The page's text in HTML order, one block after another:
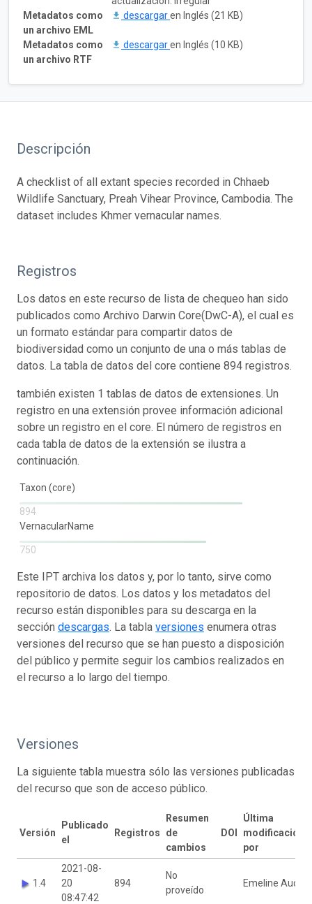
Metadatos como
un archivo EML
descargaren Inglés (21 KB)
Metadatos como
un archivo RTF
descargaren Inglés (10 KB)
Descripción
A checklist of all extant species recorded in Chhaeb
Wildlife Sanctuary, Preah Vihear Province, Cambodia. The
dataset includes Khmer vernacular names.
Registros
Los datos en este recurso de lista de chequeo han sido
publicados como Archivo Darwin Core(DwC-A), el cual es
un formato estándar para compartir datos de
biodiversidad como un conjunto de una o más tablas de
datos. La tabla de datos del core contiene 894 registros.
también existen 1 tablas de datos de extensiones. Un
registro en una extensión provee información adicional
sobre un registro en el core. El número de registros en
cada tabla de datos de la extensión se ilustra a
continuación.
Taxon (core)
894
VernacularName
750
Este IPT archiva los datos y, por lo tanto, sirve como
repositorio de datos. Los datos y los metadatos del
recurso están disponibles para su descarga en la
sección descargas. La tabla versiones enumera otras
versiones del recurso que se han puesto a disposición
del público y permite seguir los cambios realizados en
el recurso a lo largo del tiempo.
Versiones
La siguiente tabla muestra sólo las versiones publicadas
del recurso que son de acceso público.
Versión
Publicado
el
Registros
Resumen
de
cambios
DOI
Última
modificación
por
1.4
2021-08-
20
08:47:42
894
No
proveído
Emeline Auda